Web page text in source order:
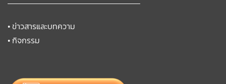
•ข่าวสารและบทความ
•กิจกรรม